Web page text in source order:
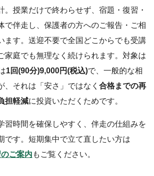
。授業だけで終わらせず、宿題・復習・
で伴走し、保護者の方へのご報告・ご相
ます。送迎不要で全国どこからでも受講
家庭でも無理なく続けられます。対象は
1回(90分)9,000円(税込)で、一般的な相
、それは「安さ」ではなく 合格までの再
担軽減に投資いただくためです。
習時間を確保しやすく、伴走の仕組みを
です。短期集中で立て直したい方は
ご案内 もご覧ください。